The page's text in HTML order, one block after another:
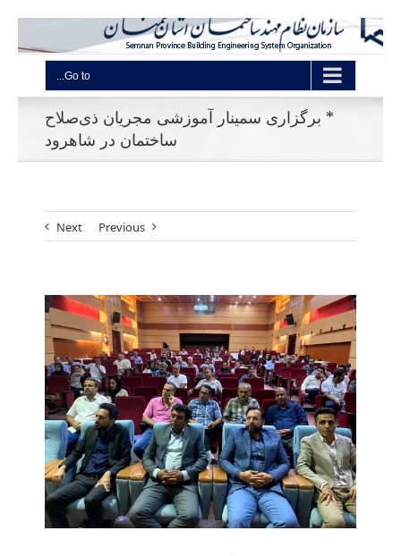
Go to...
* برگزاری سمینار آموزشی مجریان ذی‌صلاح
ساختمان در شاهرود
Previous
Next
View
Larger
Image